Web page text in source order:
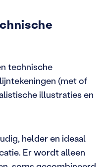
technische
(met of
illustraties en
helder en ideaal
Er wordt alleen